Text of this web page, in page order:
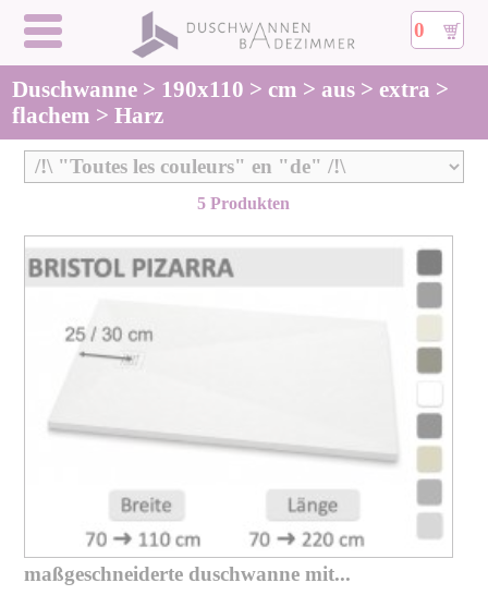
0
Duschwanne > 190x110 > cm > aus > extra >
flachem > Harz
5 Produkten
maßgeschneiderte duschwanne mit...